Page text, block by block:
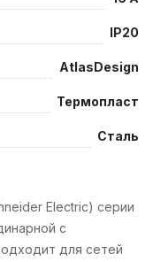
IP20
AtlasDesign
Термопласт
Сталь
Electric) серии
с
для сетей